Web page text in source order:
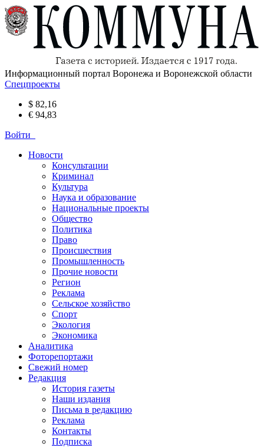
Информационный портал Воронежа и Воронежской области
Спецпроекты
$ 82,16
€ 94,83
Войти
Новости
Консультации
Криминал
Культура
Наука и образование
Национальные проекты
Общество
Политика
Право
Происшествия
Промышленность
Прочие новости
Регион
Реклама
Сельское хозяйство
Спорт
Экология
Экономика
Аналитика
Фоторепортажи
Свежий номер
Редакция
История газеты
Наши издания
Письма в редакцию
Реклама
Контакты
Подписка